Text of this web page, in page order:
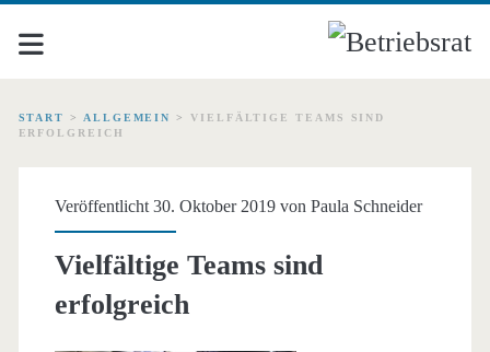
START > ALLGEMEIN > VIELFÄLTIGE TEAMS SIND
ERFOLGREICH
Veröffentlicht 30. Oktober 2019 von Paula Schneider
Vielfältige Teams sind
erfolgreich